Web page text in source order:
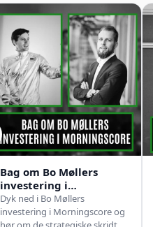
Bag om Bo Møllers
investering i
Morningscore. Med Bo
Møller og Karsten
Dyk ned i Bo Møllers
investering i Morningscore og